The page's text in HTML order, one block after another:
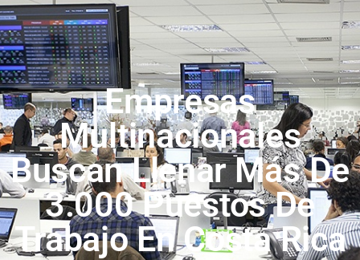
Empresas
Multinacionales
Buscan Llenar Más De
3.000 Puestos De
Trabajo En Costa Rica